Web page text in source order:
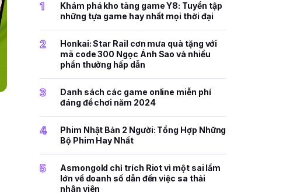
1
Khám phá kho tàng game Y8: Tuyển tập
những tựa game hay nhất mọi thời đại
2
Honkai: Star Rail cơn mưa quà tặng với
mã code 300 Ngọc Ánh Sao và nhiều
phần thưởng hấp dẫn
3
Danh sách các game online miễn phí
đáng để chơi năm 2024
4
Phim Nhật Bản 2 Người: Tổng Hợp Những
Bộ Phim Hay Nhất
5
Asmongold chỉ trích Riot vì một sai lầm
lớn về doanh số dẫn đến việc sa thải
nhân viên